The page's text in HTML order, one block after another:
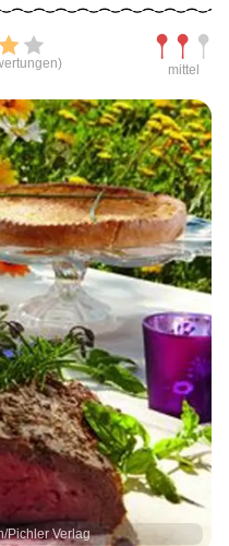
mittel
Pichler Verlag